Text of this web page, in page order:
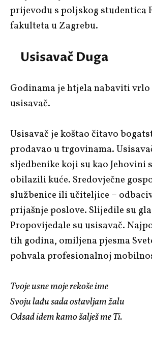
prijevodu s poljskog studentica
fakulteta u Zagrebu.
Usisavač Duga
Godinama je htjela nabaviti
usisavač.
Usisavač je koštao čitavo
prodavao u trgovinama.
sljedbenike koji su kao Jehovini
obilazili kuće. Sredovječne
službenice ili učiteljice –
prijašnje poslove. Slijedile su
Propovijedale su usisavač.
tih godina, omiljena pjesma
pohvala profesionalnoj
Tvoje usne moje rekoše ime
Svoju lađu sada ostavljam žalu
Odsad idem kamo šalješ me Ti.